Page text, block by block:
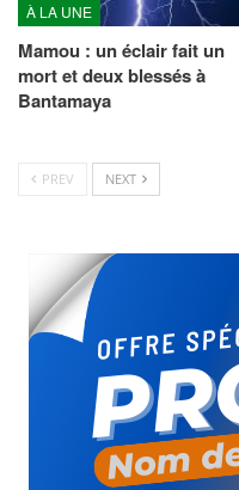
À LA UNE
Mamou : un éclair fait un
mort et deux blessés à
Bantamaya
PREV NEXT